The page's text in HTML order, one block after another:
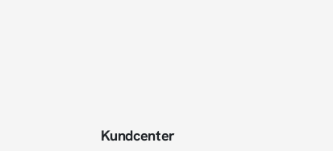
Kundcenter